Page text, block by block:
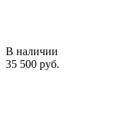
В наличии
35 500 руб.